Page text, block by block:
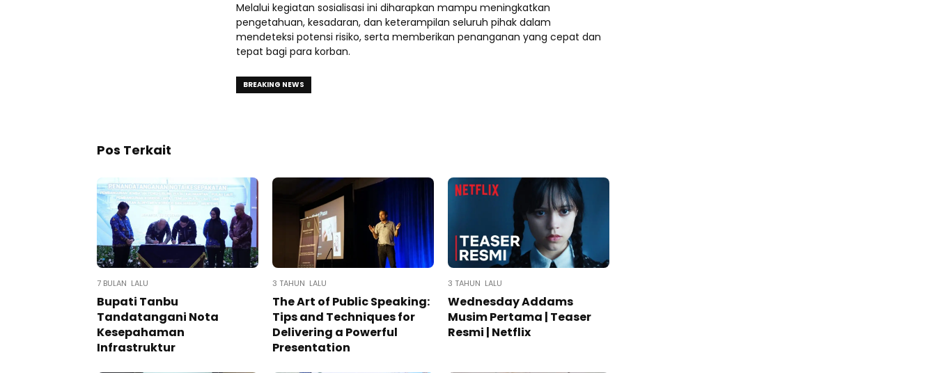
Melalui kegiatan sosialisasi ini diharapkan mampu meningkatkan
pengetahuan, kesadaran, dan keterampilan seluruh pihak dalam
mendeteksi potensi risiko, serta memberikan penanganan yang cepat dan
tepat bagi para korban.
BREAKING NEWS
Pos Terkait
7 BULAN LALU
Bupati Tanbu
Tandatangani Nota
Kesepahaman
Infrastruktur
3 TAHUN LALU
The Art of Public Speaking:
Tips and Techniques for
Delivering a Powerful
Presentation
3 TAHUN LALU
Wednesday Addams
Musim Pertama | Teaser
Resmi | Netflix